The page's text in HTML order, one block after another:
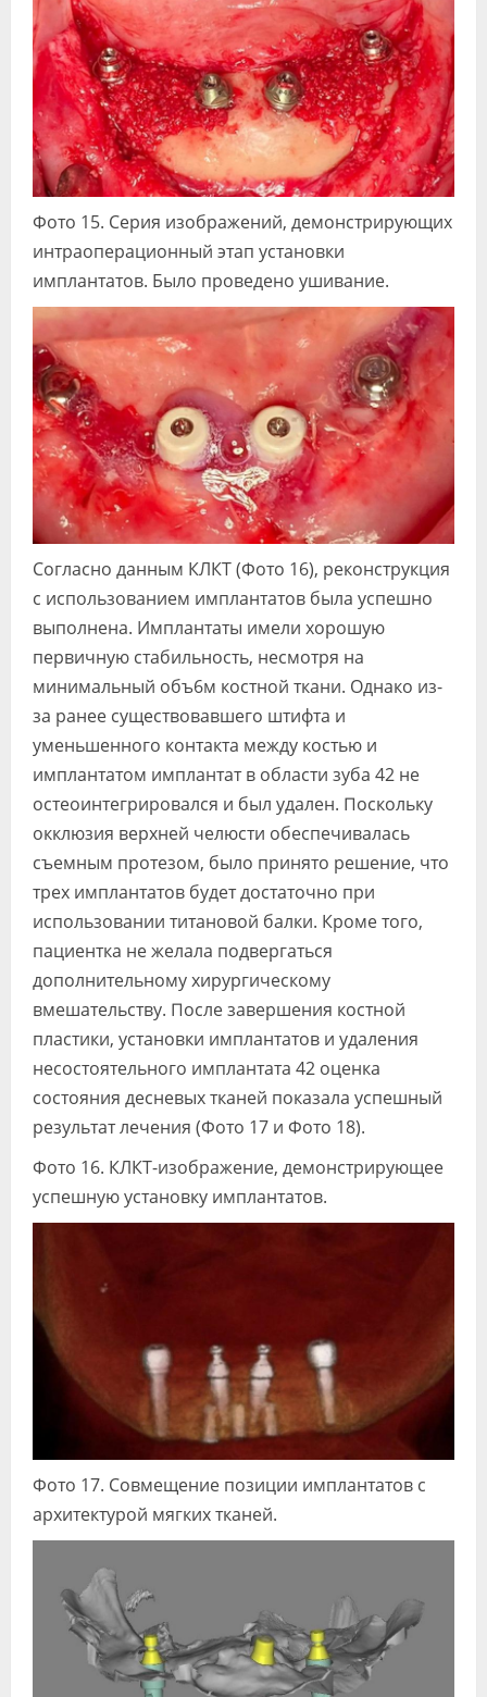
Фото 15. Серия изображений, демонстрирующих
интраоперационный этап установки
имплантатов. Было проведено ушивание.
Согласно данным КЛКТ (Фото 16), реконструкция
с использованием имплантатов была успешно
выполнена. Имплантаты имели хорошую
первичную стабильность, несмотря на
минимальный объ6м костной ткани. Однако из-
за ранее существовавшего штифта и
уменьшенного контакта между костью и
имплантатом имплантат в области зуба 42 не
остеоинтегрировался и был удален. Поскольку
окклюзия верхней челюсти обеспечивалась
съемным протезом, было принято решение, что
трех имплантатов будет достаточно при
использовании титановой балки. Кроме того,
пациентка не желала подвергаться
дополнительному хирургическому
вмешательству. После завершения костной
пластики, установки имплантатов и удаления
несостоятельного имплантата 42 оценка
состояния десневых тканей показала успешный
результат лечения (Фото 17 и Фото 18).
Фото 16. КЛКТ-изображение, демонстрирующее
успешную установку имплантатов.
Фото 17. Совмещение позиции имплантатов с
архитектурой мягких тканей.